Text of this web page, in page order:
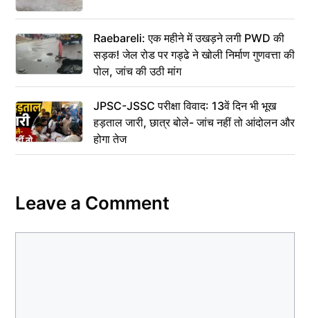
Raebareli: एक महीने में उखड़ने लगी PWD की
सड़क! जेल रोड पर गड्ढे ने खोली निर्माण गुणवत्ता की
पोल, जांच की उठी मांग
JPSC-JSSC परीक्षा विवाद: 13वें दिन भी भूख
हड़ताल जारी, छात्र बोले- जांच नहीं तो आंदोलन और
होगा तेज
Leave a Comment